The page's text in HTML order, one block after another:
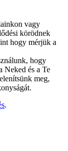
vagy
körödnek
hogy mérjük a
hogy
Neked és a Te
meg,
.